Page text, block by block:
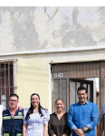
lo que deberías
Siempre hay
que
relaciones